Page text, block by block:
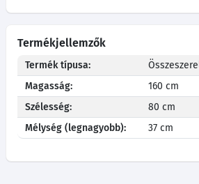
Termékjellemzők
Termék típusa:
Magasság:
160 cm
Szélesség:
80 cm
Mélység (legnagyobb):
37 cm